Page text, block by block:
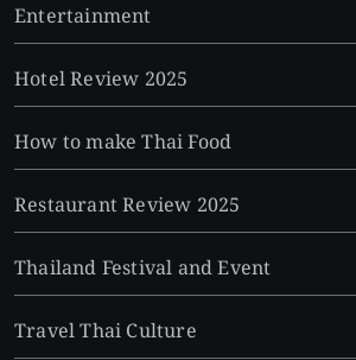
Entertainment
Hotel Review 2025
How to make Thai Food
Restaurant Review 2025
Thailand Festival and Event
Travel Thai Culture